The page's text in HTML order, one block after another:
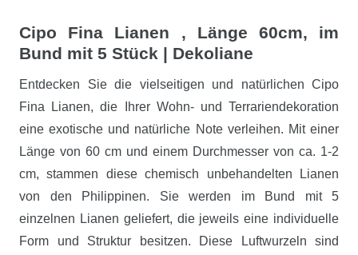
Cipo Fina Lianen , Länge 60cm, im
Bund mit 5 Stück | Dekoliane
Entdecken Sie die vielseitigen und natürlichen Cipo
Fina Lianen, die Ihrer Wohn- und Terrariendekoration
eine exotische und natürliche Note verleihen. Mit einer
Länge von 60 cm und einem Durchmesser von ca. 1-2
cm, stammen diese chemisch unbehandelten Lianen
von den Philippinen. Sie werden im Bund mit 5
einzelnen Lianen geliefert, die jeweils eine individuelle
Form und Struktur besitzen. Diese Luftwurzeln sind